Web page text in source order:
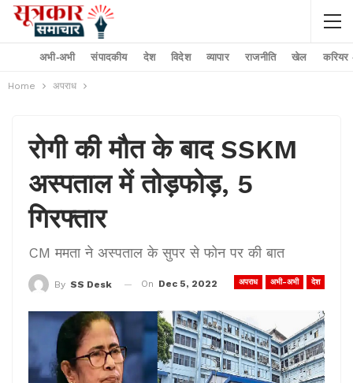
अभी-अभी संपादकीय देश विदेश व्यापार राजनीति खेल करियर
Home अपराध
रोगी की मौत के बाद SSKM
अस्पताल में तोड़फोड़, 5
गिरफ्तार
CM ममता ने अस्पताल के सुपर से फोन पर की बात
अपराध अभी-अभी देश
By SS Desk On Dec 5, 2022